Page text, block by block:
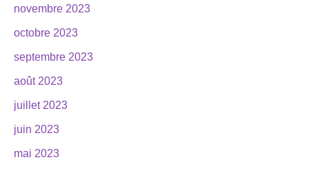
novembre 2023
octobre 2023
septembre 2023
août 2023
juillet 2023
juin 2023
mai 2023